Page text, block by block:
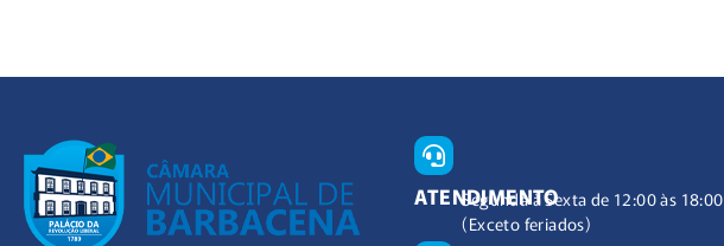
ATENDIMENTO
Segunda à Sexta de 12:00 às 18:00
(Exceto feriados)